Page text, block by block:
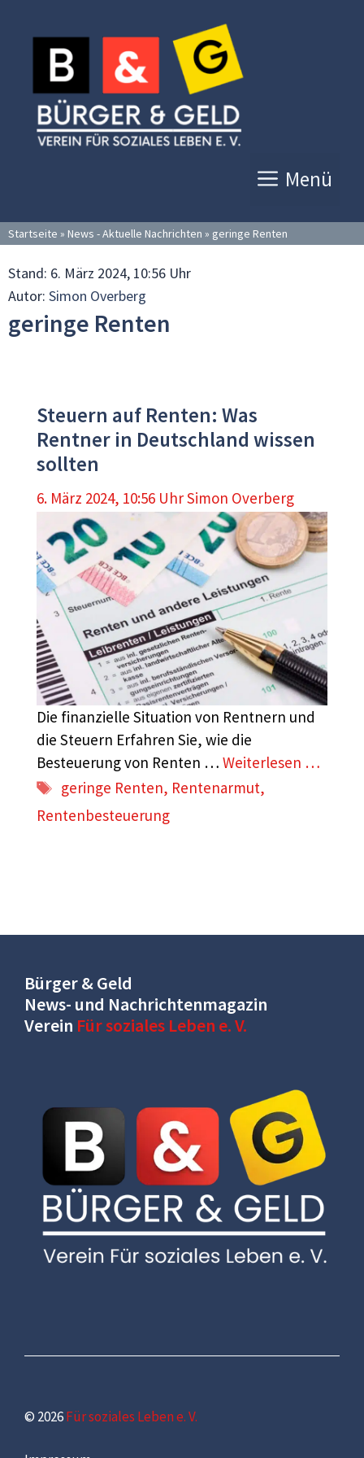
Inhalt
springen
Menü
Startseite » News - Aktuelle Nachrichten » geringe Renten
Stand: 6. März 2024, 10:56 Uhr
Autor: Simon Overberg
geringe Renten
Steuern auf Renten: Was
Rentner in Deutschland wissen
sollten
6. März 2024, 10:56 UhrSimon Overberg
Die finanzielle Situation von Rentnern und
die Steuern Erfahren Sie, wie die
Besteuerung von Renten … Weiterlesen …
Schlagwörter
geringe Renten, Rentenarmut,
Rentenbesteuerung
Bürger & Geld
News- und Nachrichtenmagazin
Verein Für soziales Leben e. V.
© 2026Für soziales Leben e. V.